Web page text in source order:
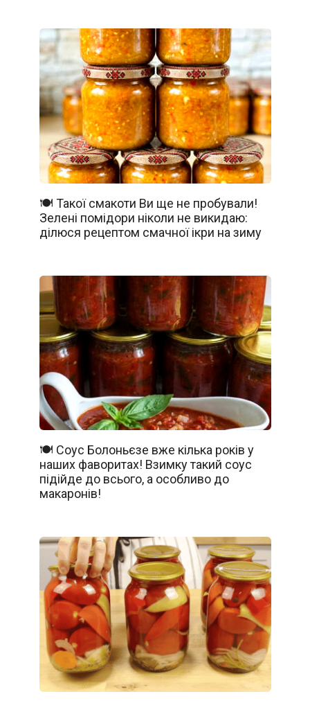
🍽️ Такої смакоти Ви ще не пробували!
Зелені помідори ніколи не викидаю:
ділюся рецептом смачної ікри на зиму
🍽️ Соус Болоньєзе вже кілька років у
наших фаворитах! Взимку такий соус
підійде до всього, а особливо до
макаронів!